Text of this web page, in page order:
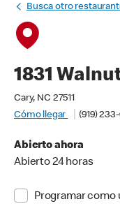
Busca otro
1831
Cary, NC 27511
Cómo llegar
(919)
Abierto ahora
Abierto 24 horas
Programar